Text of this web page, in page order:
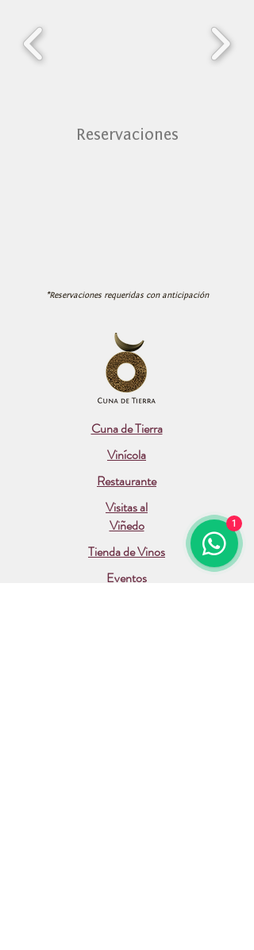
Reservaciones
*Reservaciones requeridas con anticipación
Cuna de Tierra
Vinícola
Restaurante
Visitas al
Viñedo
Tienda de Vinos
Eventos
1